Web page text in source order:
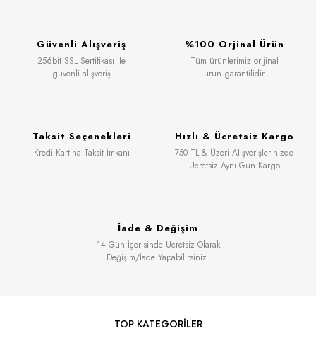
Güvenli Alışveriş
256bit SSL Sertifikası ile
güvenli alışveriş
%100 Orjinal Ürün
Tüm ürünlerimiz orijinal
ürün garantilidir
Taksit Seçenekleri
Kredi Kartına Taksit İmkanı
Hızlı & Ücretsiz Kargo
750 TL & Üzeri Alışverişlerinizde
Ücretsiz Aynı Gün Kargo
İade & Değişim
14 Gün İçerisinde Ücretsiz Olarak
Değişim/İade Yapabilirsiniz.
TOP KATEGORİLER